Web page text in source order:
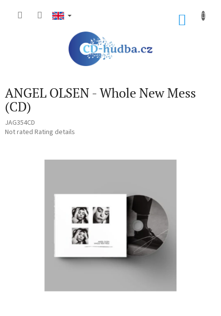
ANGEL OLSEN - Whole New Mess
(CD)
JAG354CD
The
Not rated Rating details